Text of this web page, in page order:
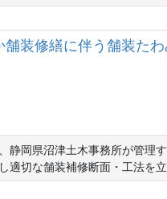
装修繕に伴う舗装た
静岡県沼津土木事務所が管理
適切な舗装補修断面・工法を